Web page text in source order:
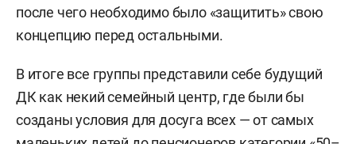
после чего необходимо было «защитить» свою
концепцию перед остальными.
В итоге все группы представили себе будущий
ДК как некий семейный центр, где были бы
созданы условия для досуга всех — от самых